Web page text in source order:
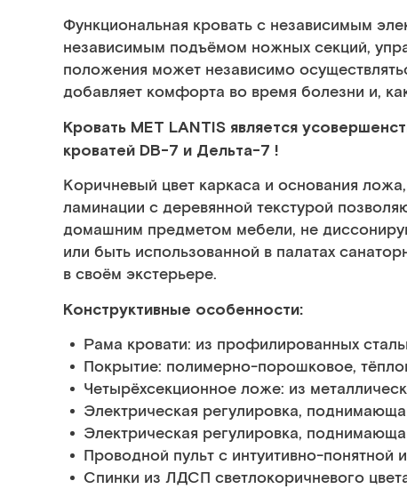
Функциональная кровать с независимым
независимым подъёмом ножных секций,
положения может независимо
добавляет комфорта во время болезни и,
Кровать MET LANTIS является
кроватей DB-7 и Дельта-7 !
Коричневый цвет каркаса и основания
ламинации с деревянной текстурой
домашним предметом мебели, не
или быть использованной в палатах
в своём экстерьере.
Конструктивные особенности:
Рама кровати: из профилированных
Покрытие: полимерно-порошковое,
Четырёхсекционное ложе: из
Электрическая регулировка,
Электрическая регулировка,
Проводной пульт с интуитивно-
Спинки из ЛДСП светлокоричневого